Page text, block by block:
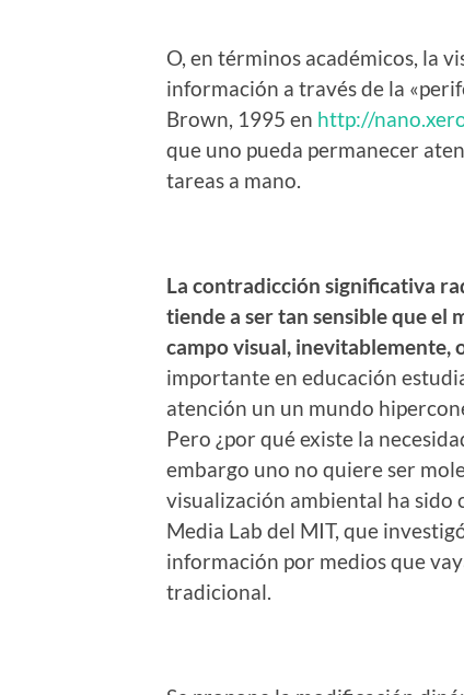
O, en términos académicos, la
información a través de la
Brown, 1995 en http://
que uno pueda permanecer
tareas a mano.
La contradicción significativa
tiende a ser tan sensible que el
campo visual,
importante en educación
atención un un mundo
Pero ¿por qué existe la
embargo uno no quiere ser
visualización ambiental ha sido
Media Lab del MIT, que
información por medios que
tradicional.